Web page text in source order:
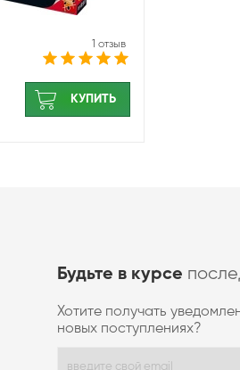
1 отзыв
КУПИТЬ
Будьте в курсе
Хотите получать
новых поступлениях?